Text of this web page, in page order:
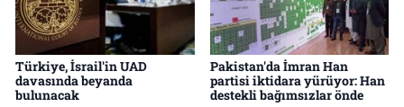
Türkiye, İsrail'in UAD
davasında beyanda
bulunacak
Pakistan'da İmran Han
partisi iktidara yürüyor: Han
destekli bağımsızlar önde